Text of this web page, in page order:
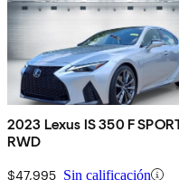
2023 Lexus IS 350 F
RWD
$47,995 Sin calificación